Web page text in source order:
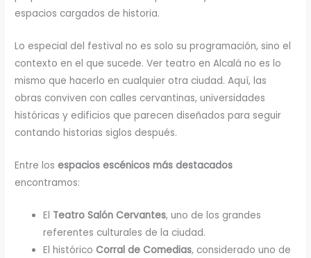
espacios cargados de historia.
Lo especial del festival no es solo su programación, sino el
contexto en el que sucede. Ver teatro en Alcalá no es lo
mismo que hacerlo en cualquier otra ciudad. Aquí, las
obras conviven con calles cervantinas, universidades
históricas y edificios que parecen diseñados para seguir
contando historias siglos después.
Entre losespacios escénicos más destacados
encontramos:
El Teatro Salón Cervantes, uno de los grandes
referentes culturales de la ciudad.
El histórico Corral de Comedias, considerado uno de